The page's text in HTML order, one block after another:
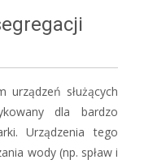
urządzeń służących
dla bardzo
Urządzenia tego
wody (np. spław i